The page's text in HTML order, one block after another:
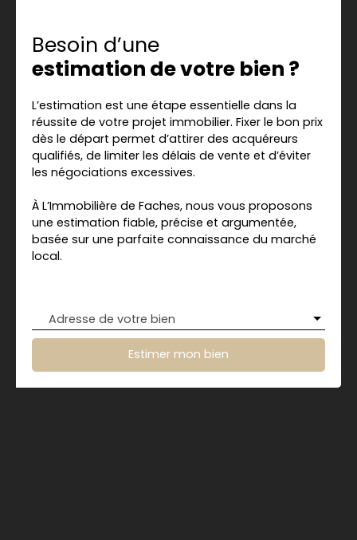
Besoin d’une
estimation de votre bien ?
L’estimation est une étape essentielle dans la
réussite de votre projet immobilier. Fixer le bon prix
dès le départ permet d’attirer des acquéreurs
qualifiés, de limiter les délais de vente et d’éviter
les négociations excessives.
À L’Immobilière de Faches, nous vous proposons
une estimation fiable, précise et argumentée,
basée sur une parfaite connaissance du marché
local.
Adresse de votre bien
Estimer mon bien